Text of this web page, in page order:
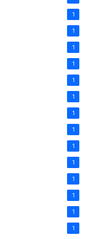
1
1
1
1
1
1
1
1
1
1
1
1
1
1